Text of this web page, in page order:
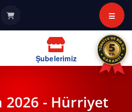
Şubelerimiz
2026 - Hürriyet